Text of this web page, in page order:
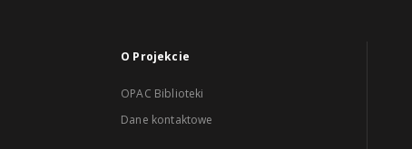
O Projekcie
OPAC Biblioteki
Dane kontaktowe